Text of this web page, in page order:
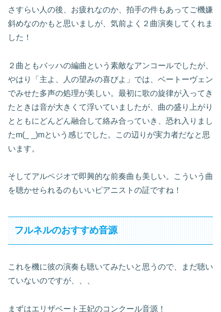
さすらい人の後、お疲れなのか、拍手の件もあってご機嫌
斜めなのかもと思いましが、気前よく２曲演奏してくれま
した！
２曲ともバッハの編曲という素敵なアンコールでしたが、
やはり「主よ、人の望みの喜びよ」では、ベートーヴェン
でみせた多声の処理が美しい。最初に歌の旋律が入ってき
たときは音が大きくて浮いていましたが、曲の盛り上がり
とともにどんどん融合して絡み合っていき、恐れ入りまし
たm(_ _)mという感じでした。この辺りが実力者だなと思
います。
そしてアルペジオで即興的な前奏曲も美しい。こういう曲
を聴かせられるのもいいピアニストの証ですね！
フルネルのおすすめ音源
これを機に彼の演奏も聴いてみたいと思うので、まだ聴い
ていないのですが、、、
まずはエリザベート王妃のコンクール音源！